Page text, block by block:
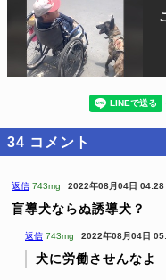
34 コメント
返信 743mg 2022年08月04日 04:28
盲導犬ならぬ誘導犬？
返信 743mg 2022年08月04日
犬に労働させんなよ